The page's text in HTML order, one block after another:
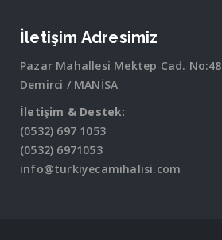
İletişim Adresimiz
Pazar Mahallesi Mektep Cad. No:48
Demirci / MANİSA
İletişim & Destek:
(0532) 697 1053
(0532) 6971053
info@turkiyecamihalisi.com